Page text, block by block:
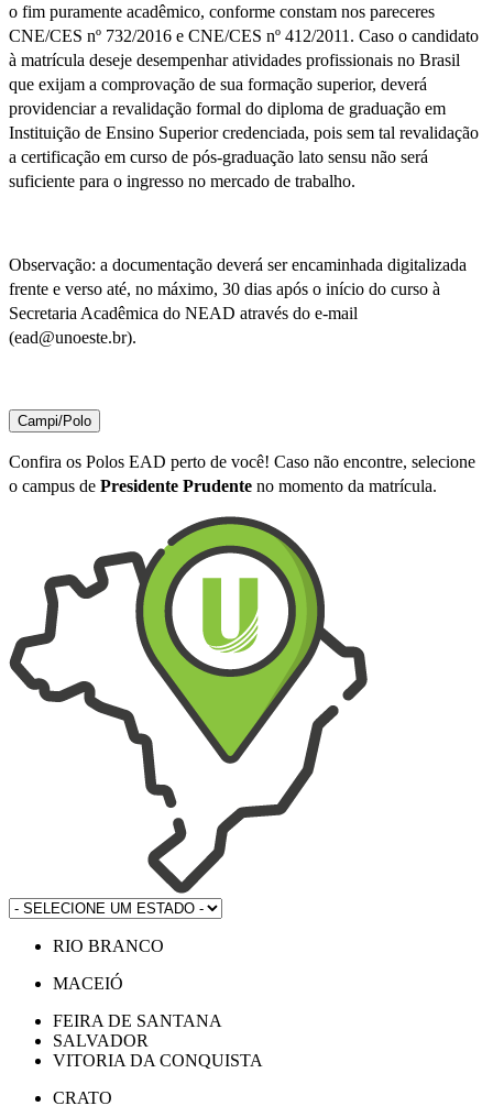
o fim puramente acadêmico, conforme constam nos pareceres
CNE/CES nº 732/2016 e CNE/CES nº 412/2011. Caso o candidato
à matrícula deseje desempenhar atividades profissionais no Brasil
que exijam a comprovação de sua formação superior, deverá
providenciar a revalidação formal do diploma de graduação em
Instituição de Ensino Superior credenciada, pois sem tal revalidação
a certificação em curso de pós-graduação lato sensu não será
suficiente para o ingresso no mercado de trabalho.
Observação: a documentação deverá ser encaminhada digitalizada
frente e verso até, no máximo, 30 dias após o início do curso à
Secretaria Acadêmica do NEAD através do e-mail
(ead@unoeste.br).
Campi/Polo
Confira os Polos EAD perto de você! Caso não encontre, selecione
o campus de Presidente Prudente no momento da matrícula.
RIO BRANCO
MACEIÓ
FEIRA DE SANTANA
SALVADOR
VITORIA DA CONQUISTA
CRATO